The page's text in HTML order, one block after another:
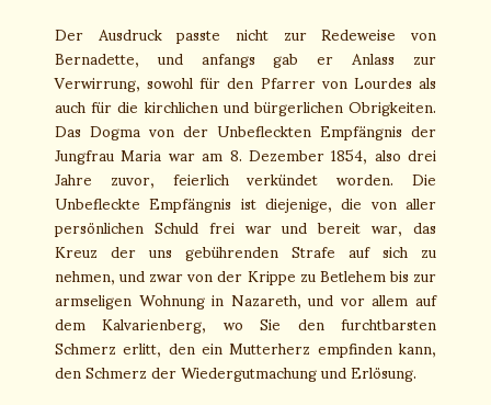
Der Ausdruck passte nicht zur Redeweise von
Bernadette, und anfangs gab er Anlass zur
Verwirrung, sowohl für den Pfarrer von Lourdes als
auch für die kirchlichen und bürgerlichen Obrigkeiten.
Das Dogma von der Unbefleckten Empfängnis der
Jungfrau Maria war am 8. Dezember 1854, also drei
Jahre zuvor, feierlich verkündet worden. Die
Unbefleckte Empfängnis ist diejenige, die von aller
persönlichen Schuld frei war und bereit war, das
Kreuz der uns gebührenden Strafe auf sich zu
nehmen, und zwar von der Krippe zu Betlehem bis zur
armseligen Wohnung in Nazareth, und vor allem auf
dem Kalvarienberg, wo Sie den furchtbarsten
Schmerz erlitt, den ein Mutterherz empfinden kann,
den Schmerz der Wiedergutmachung und Erlösung.